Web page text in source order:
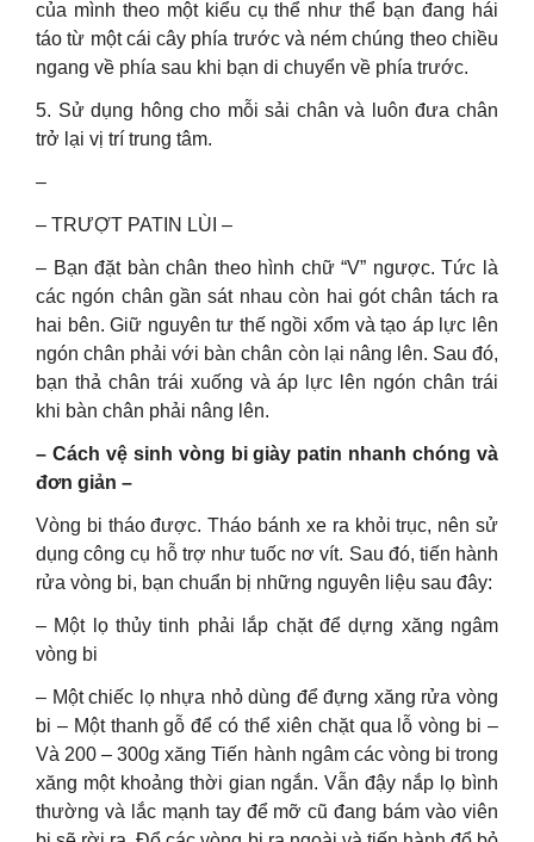
của mình theo một kiểu cụ thể như thể bạn đang hái
táo từ một cái cây phía trước và ném chúng theo chiều
ngang về phía sau khi bạn di chuyển về phía trước.
5. Sử dụng hông cho mỗi sải chân và luôn đưa chân
trở lại vị trí trung tâm.
–
– TRƯỢT PATIN LÙI –
– Bạn đặt bàn chân theo hình chữ “V” ngược. Tức là
các ngón chân gần sát nhau còn hai gót chân tách ra
hai bên. Giữ nguyên tư thế ngồi xổm và tạo áp lực lên
ngón chân phải với bàn chân còn lại nâng lên. Sau đó,
bạn thả chân trái xuống và áp lực lên ngón chân trái
khi bàn chân phải nâng lên.
– Cách vệ sinh vòng bi giày patin nhanh chóng và
đơn giản –
Vòng bi tháo được. Tháo bánh xe ra khỏi trục, nên sử
dụng công cụ hỗ trợ như tuốc nơ vít. Sau đó, tiến hành
rửa vòng bi, bạn chuẩn bị những nguyên liệu sau đây:
– Một lọ thủy tinh phải lắp chặt để dựng xăng ngâm
vòng bi
– Một chiếc lọ nhựa nhỏ dùng để đựng xăng rửa vòng
bi – Một thanh gỗ để có thể xiên chặt qua lỗ vòng bi –
Và 200 – 300g xăng Tiến hành ngâm các vòng bi trong
xăng một khoảng thời gian ngắn. Vẫn đậy nắp lọ bình
thường và lắc mạnh tay để mỡ cũ đang bám vào viên